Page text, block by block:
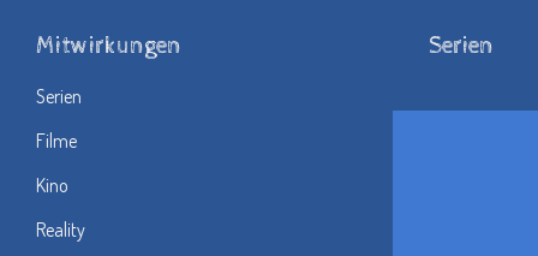
Mitwirkungen
Serien
Filme
Kino
Reality
Serien